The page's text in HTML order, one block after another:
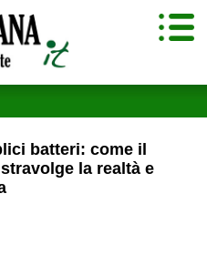
batteri: come il
la realtà e